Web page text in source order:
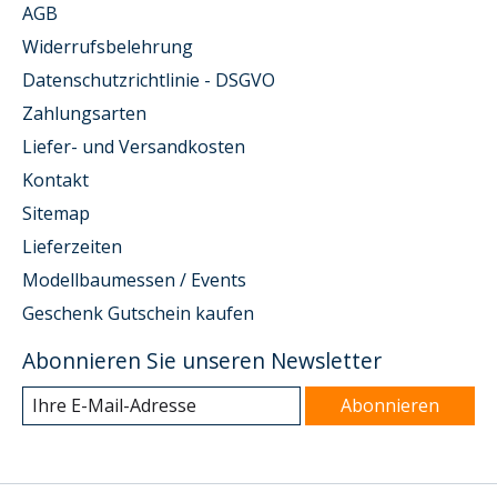
AGB
Widerrufsbelehrung
Datenschutzrichtlinie - DSGVO
Zahlungsarten
Liefer- und Versandkosten
Kontakt
Sitemap
Lieferzeiten
Modellbaumessen / Events
Geschenk Gutschein kaufen
Abonnieren Sie unseren Newsletter
Abonnieren